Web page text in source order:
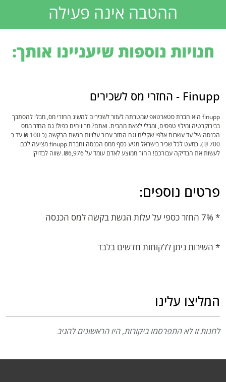
ההטבה אינה פעילה
חנויות נוספות שיעניינו אותך:
Finupp - החזרי מס לשכירים
finupp היא חברת סטארטאפ שמטרתה לעזור לשכירים להשיג החזרי מס, מבלי להסתבך
בבירוקרטיה ומילוי טפסים, ומבלי לצאת מהבית. ואתם? מרוויחים כפול! גם החזר ממס
הכנסה של עד עשרות אלפי שקלים וגם החזר עבור עלויות הגשת הבקשה (כ 100 ₪ עד כ
700 ₪). כמעט לכל שכיר בישראל מגיע כסף ממס הכנסה וחברת finupp מציעה לכם
לעשות את הבדיקה עבורכם! החזר ממוצע לאדם עומד על ₪6,976. שווה לבדוק!
פרטים נוספים:
* 7% החזר כספי על עלות הגשת בקשה למס הכנסה
* השירות ניתן ללקוחות חדשים בלבד
המליצו עלינו
לחנות זו לא התפרסמו ביקורות, היו הראשונים להגיב